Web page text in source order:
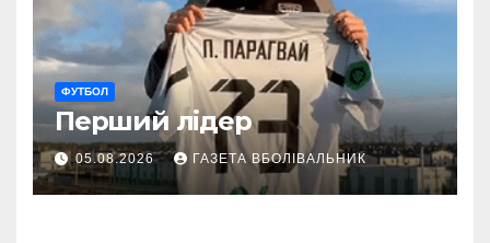
ФУТБОЛ
Перший лідер
05.08.2026 ГАЗЕТА ВБОЛІВАЛЬНИК